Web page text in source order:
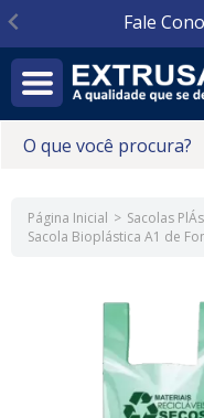
Fale
Página Inicial
Sacolas
Sacola Bioplástica A1 de